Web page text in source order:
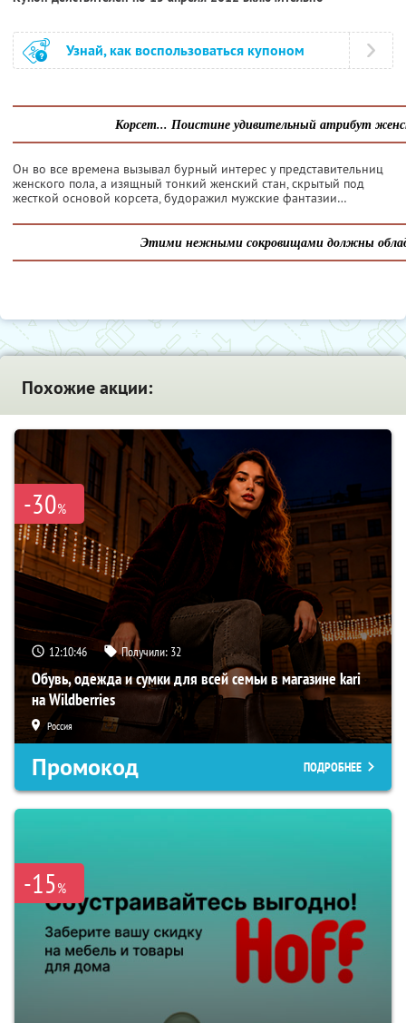
Узнай, как воспользоваться купоном
Корсет... Поистине удивительный атрибут
Он во все времена вызывал бурный интерес у представительниц
женского пола, а изящный тонкий женский стан, скрытый под
жесткой основой корсета, будоражил мужские фантазии…
Этими нежными сокровищами должны
Похожие акции:
-30%
12:10:45 Получили: 32
Обувь, одежда и сумки для всей семьи в магазине kari
на Wildberries
Россия
Промокод ПОДРОБНЕЕ
-15%